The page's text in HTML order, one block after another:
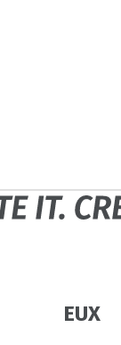
EUX